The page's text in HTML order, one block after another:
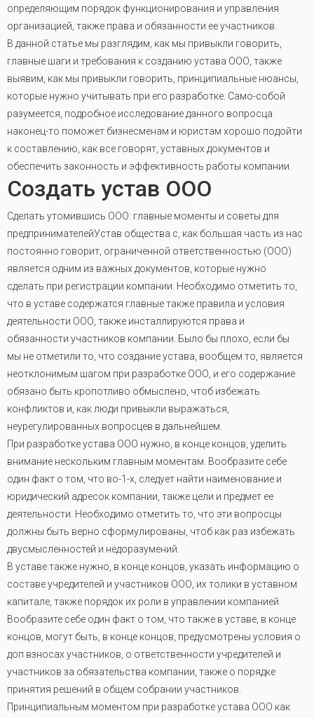
определяющим порядок функционирования и управления
организацией, также права и обязанности ее участников.
В данной статье мы разглядим, как мы привыкли говорить,
главные шаги и требования к созданию устава ООО, также
выявим, как мы привыкли говорить, принципиальные нюансы,
которые нужно учитывать при его разработке. Само-собой
разумеется, подробное исследование данного вопросца
наконец-то поможет бизнесменам и юристам хорошо подойти
к составлению, как все говорят, уставных документов и
обеспечить законность и эффективность работы компании.
Создать устав ООО
Сделать утомившись ООО: главные моменты и советы для
предпринимателейУстав общества с, как большая часть из нас
постоянно говорит, ограниченной ответственностью (ООО)
является одним из важных документов, которые нужно
сделать при регистрации компании. Необходимо отметить то,
что в уставе содержатся главные также правила и условия
деятельности ООО, также инсталлируются права и
обязанности участников компании. Было бы плохо, если бы
мы не отметили то, что создание устава, вообщем то, является
неотклонимым шагом при разработке ООО, и его содержание
обязано быть кропотливо обмыслено, чтоб избежать
конфликтов и, как люди привыкли выражаться,
неурегулированных вопросцев в дальнейшем.
При разработке устава ООО нужно, в конце концов, уделить
внимание нескольким главным моментам. Вообразите себе
один факт о том, что во-1-х, следует найти наименование и
юридический адресок компании, также цели и предмет ее
деятельности. Необходимо отметить то, что эти вопросцы
должны быть верно сформулированы, чтоб как раз избежать
двусмысленностей и недоразумений.
В уставе также нужно, в конце концов, указать информацию о
составе учредителей и участников ООО, их толики в уставном
капитале, также порядок их роли в управлении компанией.
Вообразите себе один факт о том, что также в уставе, в конце
концов, могут быть, в конце концов, предусмотрены условия о
доп взносах участников, о ответственности учредителей и
участников за обязательства компании, также о порядке
принятия решений в общем собрании участников.
Принципиальным моментом при разработке устава ООО как